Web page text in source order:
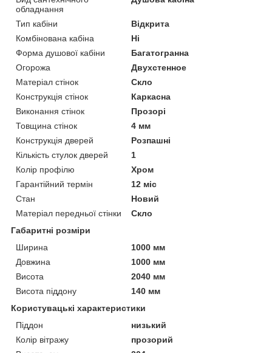
обладнання
Тип кабіни
Відкрита
Комбінована кабіна
Ні
Форма душової кабіни
Багатогранна
Огорожа
Двухстенное
Матеріал стінок
Скло
Конструкція стінок
Каркасна
Виконання стінок
Прозорі
Товщина стінок
4 мм
Конструкція дверей
Розпашні
Кількість стулок дверей
1
Колір профілю
Хром
Гарантійний термін
12 міс
Стан
Новий
Матеріал передньої стінки
Скло
Габаритні розміри
Ширина
1000 мм
Довжина
1000 мм
Висота
2040 мм
Висота піддону
140 мм
Користувацькі характеристики
Піддон
низький
Колір вітражу
прозорий